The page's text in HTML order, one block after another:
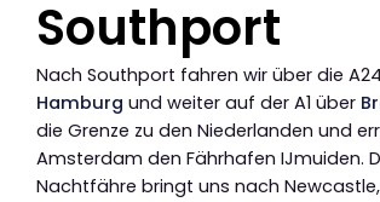
Southport
Nach Southport fahren wir über die
Hamburg und weiter auf der A1 über
die Grenze zu den Niederlanden und
Amsterdam den Fährhafen IJmuiden.
Nachtfähre bringt uns nach